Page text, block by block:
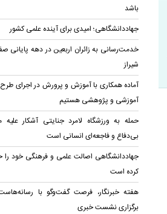
باشد
جهاددانشگاهی؛ امیدی برای آینده علمی کشور
خدمت‌رسانی به زائران اربعین در دهه پایانی
شیراز
آماده همکاری با آموزش و پرورش در اجرای
آموزشی و پژوهشی هستیم
حمله به ورزشگاه لامرد جنایتی آشکار علیه
بی‌دفاع و فاجعه‌ای انسانی است
جهاددانشگاهی اصالت علمی و فرهنگی خود
کرده است
هفته خبرنگار، فرصت گفت‌وگو با
برگزاری نشست خبری